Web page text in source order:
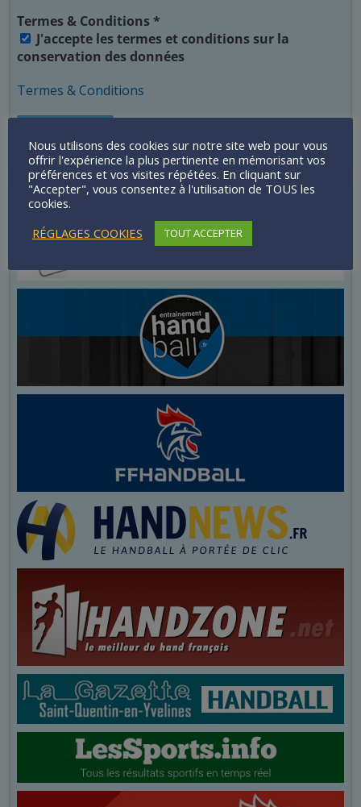
Termes & Conditions*
J'accepte les termes et conditions sur la
conservation des données
Termes & Conditions
Infos News
Nous utilisons des cookies sur notre site web pour vous
offrir l'expérience la plus pertinente en mémorisant vos
préférences et vos visites répétées. En cliquant sur
"Accepter", vous consentez à l'utilisation de TOUS les
cookies.
RÉGLAGES COOKIES
TOUT ACCEPTER